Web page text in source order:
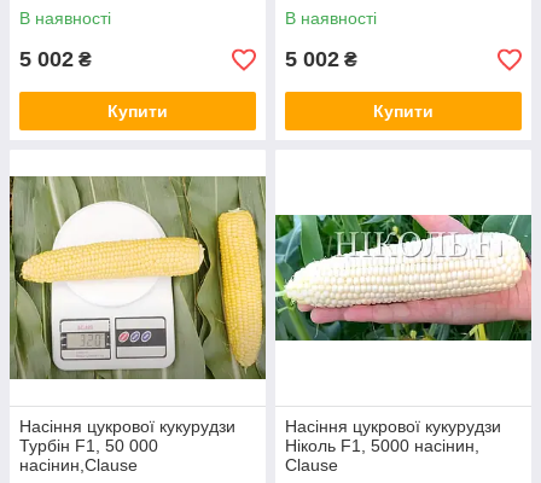
В наявності
5 002 ₴
Купити
В наявності
5 002 ₴
Купити
Насіння цукрової кукурудзи
Турбін F1, 50 000
насінин,Clause
Насіння цукрової кукурудзи
Ніколь F1, 5000 насінин,
Clause